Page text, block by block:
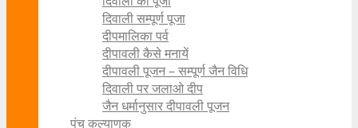
दिवाली सम्पूर्ण पूजा
दीपमालिका पर्व
दीपावली कैसे मनायें
दीपावली पूजन – सम्पूर्ण जैन विधि
दिवाली पर जलाओ दीप
जैन धर्मानुसार दीपावली पूजन
पंच कल्याणक